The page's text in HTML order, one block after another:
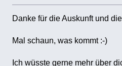
Danke für die Auskunft und
Mal schaun, was kommt :-)
Ich wüsste gerne mehr über